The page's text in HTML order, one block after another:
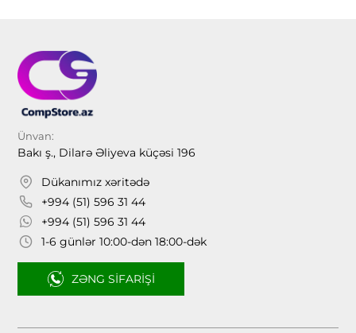
Ünvan:
Bakı ş., Dilarə Əliyeva küçəsi 196
Dükanımız xəritədə
+994 (51) 596 31 44
+994 (51) 596 31 44
1-6 günlər 10:00-dən 18:00-dək
ZƏNG SIFARIŞI